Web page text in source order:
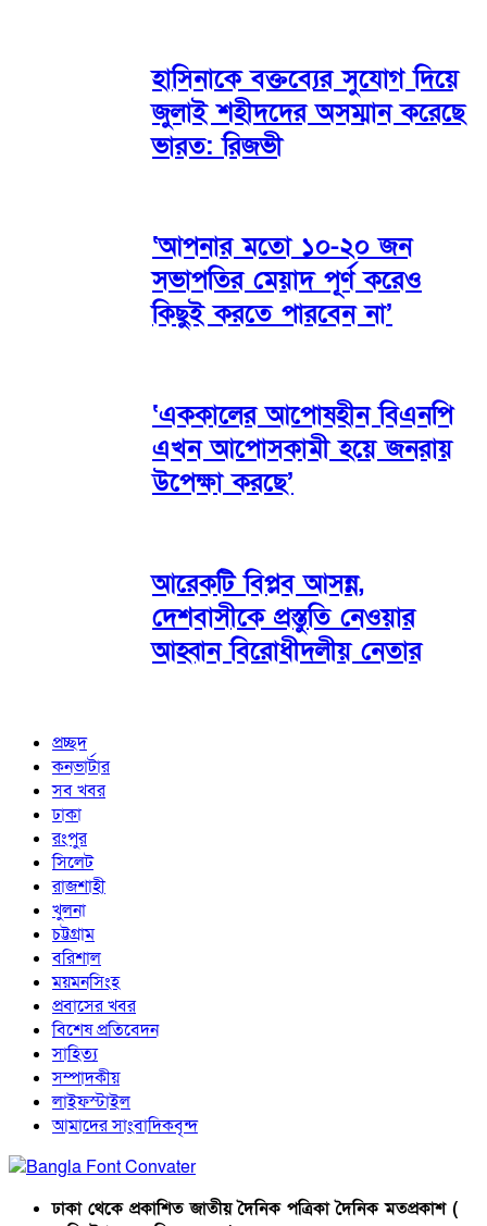
হাসিনাকে বক্তব্যের সুযোগ দিয়ে
জুলাই শহীদদের অসম্মান করেছে
ভারত: রিজভী
‘আপনার মতো ১০-২০ জন
সভাপতির মেয়াদ পূর্ণ করেও
কিছুই করতে পারবেন না’
‘এককালের আপোষহীন বিএনপি
এখন আপোসকামী হয়ে জনরায়
উপেক্ষা করছে’
আরেকটি বিপ্লব আসন্ন,
দেশবাসীকে প্রস্তুতি নেওয়ার
আহ্বান বিরোধীদলীয় নেতার
প্রচ্ছদ
কনভার্টার
সব খবর
ঢাকা
রংপুর
সিলেট
রাজশাহী
খুলনা
চট্টগ্রাম
বরিশাল
ময়মনসিংহ
প্রবাসের খবর
বিশেষ প্রতিবেদন
সাহিত্য
সম্পাদকীয়
লাইফস্টাইল
আমাদের সাংবাদিকবৃন্দ
ঢাকা থেকে প্রকাশিত জাতীয় দৈনিক পত্রিকা দৈনিক মতপ্রকাশ (